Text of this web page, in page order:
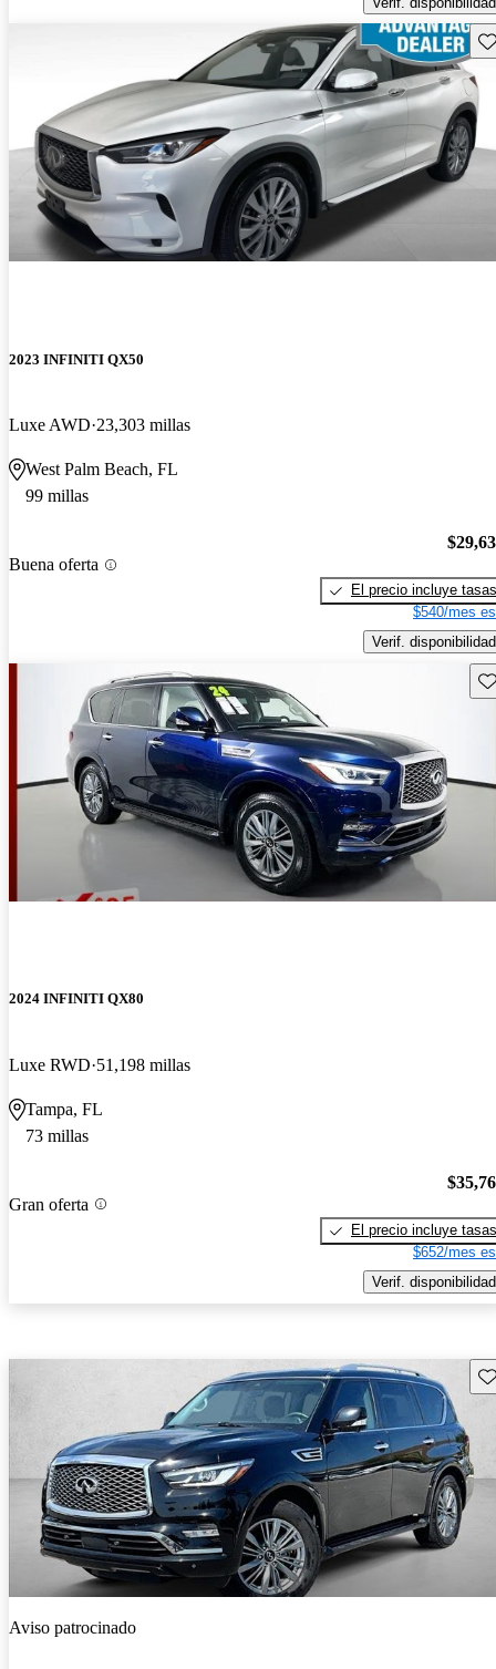
2023 INFINITI QX50
Luxe AWD 23,303 millas
West Palm Beach, FL
99 millas
Buena oferta
El precio incluye tasas
$540/mes
Verif. disponibilidad
2024 INFINITI QX80
Luxe RWD 51,198 millas
Tampa, FL
73 millas
Gran oferta
El precio incluye tasas
$652/mes
Verif. disponibilidad
Aviso patrocinado